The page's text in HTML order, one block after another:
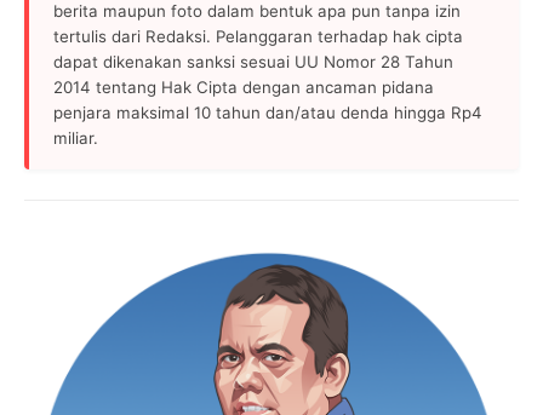
berita maupun foto dalam bentuk apa pun tanpa izin
tertulis dari Redaksi. Pelanggaran terhadap hak cipta
dapat dikenakan sanksi sesuai UU Nomor 28 Tahun
2014 tentang Hak Cipta dengan ancaman pidana
penjara maksimal 10 tahun dan/atau denda hingga Rp4
miliar.